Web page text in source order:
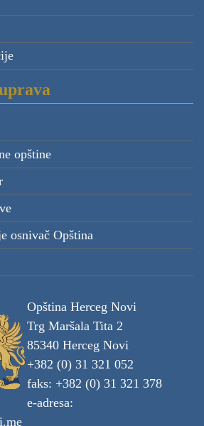
opštine
osnivač Opština
Opština Herceg Novi
Trg Maršala Tita 2
85340 Herceg Novi
+382 (0) 31 321 052
faks: +382 (0) 31 321 378
e-adresa: